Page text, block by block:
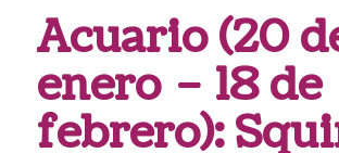
Acuario (20
enero – 18 de
febrero):